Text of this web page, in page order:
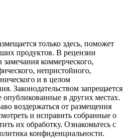
только здесь, поможет
продуктов. В рецензии
коммерческого,
непристойного,
и в целом
Законодательством запрещается
в других местах.
воздержаться от размещения
и исправить собранные о
их обработку. Ознакомьтесь с
конфиденциальности.